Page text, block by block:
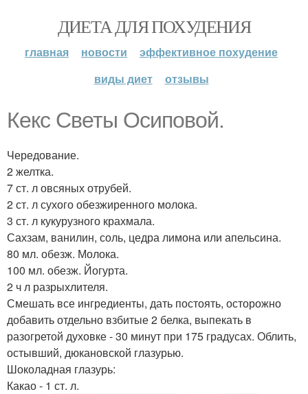
ДИЕТА ДЛЯ ПОХУДЕНИЯ
главная новости
эффективное похудение
виды диет
отзывы
Кекс Светы Осиповой.
Чередование.
2 желтка.
7 ст. л овсяных отрубей.
2 ст. л сухого обезжиренного молока.
3 ст. л кукурузного крахмала.
Сахзам, ванилин, соль, цедра лимона или апельсина.
80 мл. обезж. Молока.
100 мл. обезж. Йогурта.
2 ч л разрыхлителя.
Смешать все ингредиенты, дать постоять, осторожно
добавить отдельно взбитые 2 белка, выпекать в
разогретой духовке - 30 минут при 175 градусах. Облить,
остывший, дюкановской глазурью.
Шоколадная глазурь:
Какао - 1 ст. л.